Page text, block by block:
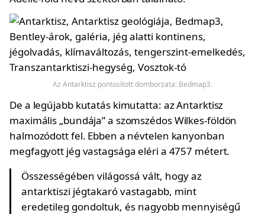
Az Antarktisz pontosított domborzata: Bedmap3.
De a legújabb kutatás kimutatta: az Antarktisz
maximális „bundája” a szomszédos Wilkes-földön
halmozódott fel. Ebben a névtelen kanyonban
megfagyott jég vastagsága eléri a 4757 métert.
Összességében világossá vált, hogy az
antarktiszi jégtakaró vastagabb, mint
eredetileg gondoltuk, és nagyobb mennyiségű